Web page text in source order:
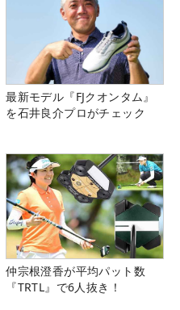
最新モデル『FJクオンタム』
を石井良介プロがチェック
仲宗根澄香が平均パット数
『TRTL』で6人抜き！